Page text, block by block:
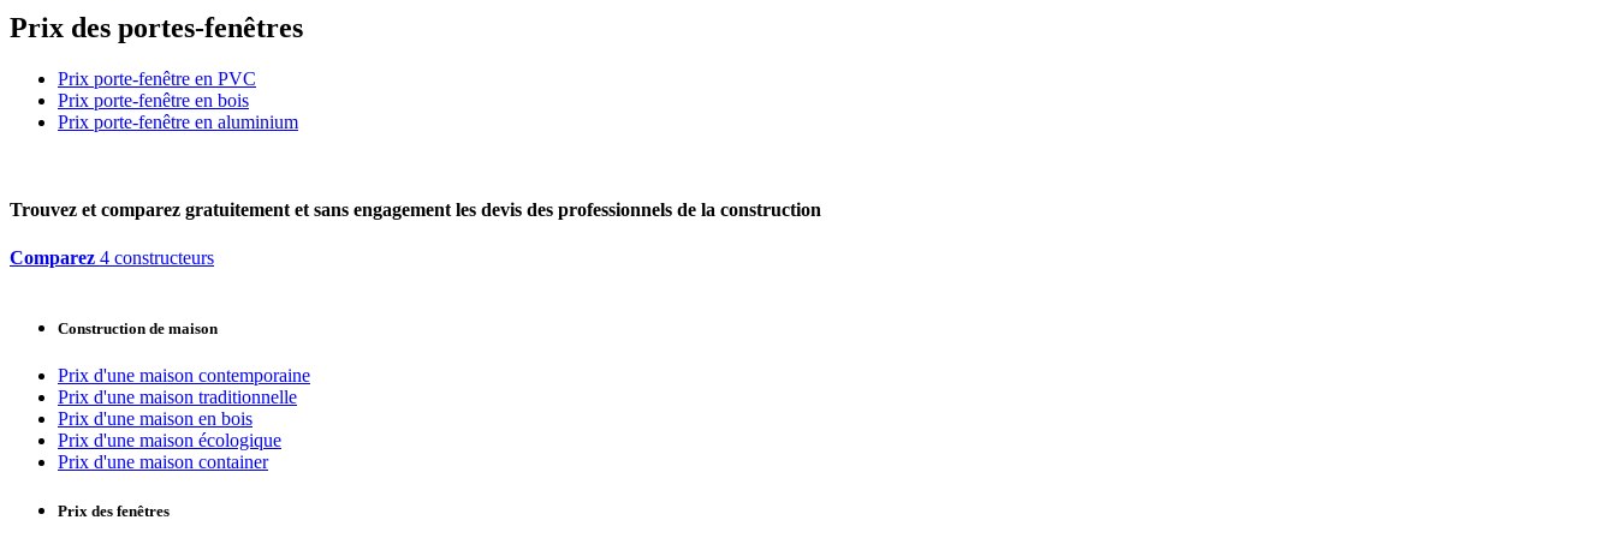
Prix des portes-fenêtres
Prix porte-fenêtre en PVC
Prix porte-fenêtre en bois
Prix porte-fenêtre en aluminium
Trouvez et comparez gratuitement et sans engagement les devis des professionnels de la construction
Comparez 4 constructeurs
Construction de maison
Prix d'une maison contemporaine
Prix d'une maison traditionnelle
Prix d'une maison en bois
Prix d'une maison écologique
Prix d'une maison container
Prix des fenêtres